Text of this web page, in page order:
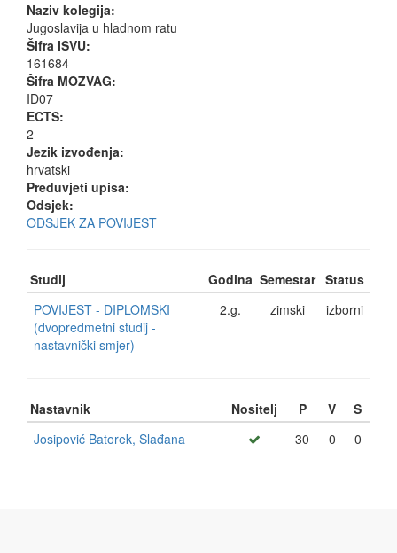
Naziv kolegija:
Jugoslavija u hladnom ratu
Šifra ISVU:
161684
Šifra MOZVAG:
ID07
ECTS:
2
Jezik izvođenja:
hrvatski
Preduvjeti upisa:
Odsjek:
ODSJEK ZA POVIJEST
Studij Godina Semestar Status
POVIJEST - DIPLOMSKI
(dvopredmetni studij -
nastavnički smjer)
2.g. zimski izborni
Nastavnik Nositelj P V
S
Josipović Batorek, Slađana
30 0 0